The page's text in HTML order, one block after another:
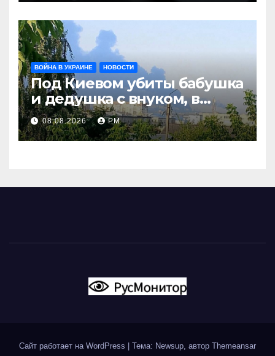
ВОЙНА В УКРАИНЕ НОВОСТИ
Под Киевом убиты бабушка
и дедушка с внуком, в
Поволжье и на Кубани
вновь горят НПЗ
08.08.2026 РМ
Сайт работает на WordPress Тема: Newsup, автор Themeansar